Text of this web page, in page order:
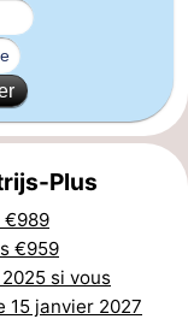
Plus
€989
€959
si vous
15 janvier 2027